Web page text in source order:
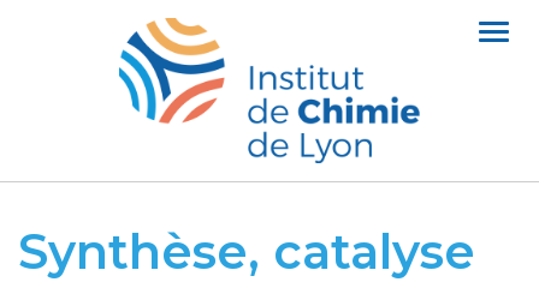
Synthèse, catalyse